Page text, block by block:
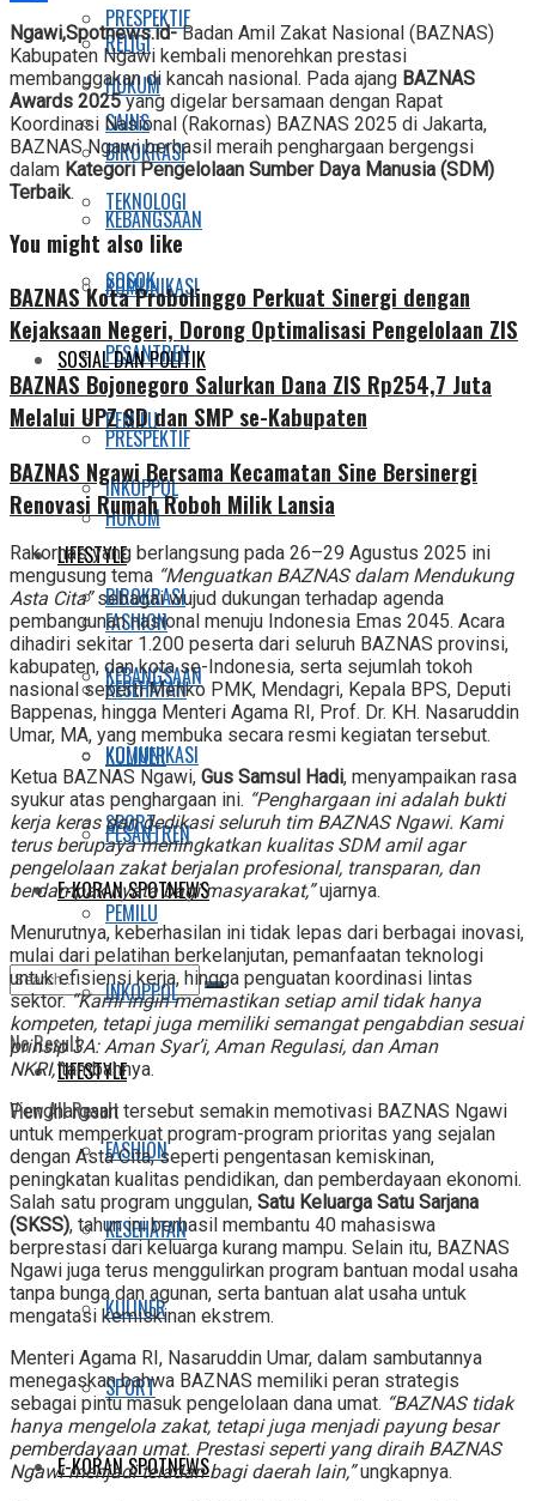
PRESPEKTIF
HUKUM
BIROKRASI
KEBANGSAAN
KOMUNIKASI
PESANTREN
PEMILU
INKOPPOL
LIFESTYLE
FASHION
KESEHATAN
KULINER
SPORT
E-KORAN SPOTNEWS
No Result
View All Result
RELIGI
SAINS
TEKNOLOGI
SOSOK
SOSIAL DAN POLITIK
PRESPEKTIF
HUKUM
BIROKRASI
KEBANGSAAN
KOMUNIKASI
PESANTREN
PEMILU
INKOPPOL
LIFESTYLE
FASHION
KESEHATAN
KULINER
SPORT
E-KORAN SPOTNEWS
Share
Ngawi,Spotnews.id-Badan Amil Zakat Nasional (BAZNAS)
Kabupaten Ngawi kembali menorehkan prestasi
membanggakan di kancah nasional. Pada ajang BAZNAS
Awards 2025yang digelar bersamaan dengan Rapat
Koordinasi Nasional (Rakornas) BAZNAS 2025 di Jakarta,
BAZNAS Ngawi berhasil meraih penghargaan bergengsi
dalam Kategori Pengelolaan Sumber Daya Manusia (SDM)
Terbaik.
You might also like
BAZNAS Kota Probolinggo Perkuat Sinergi dengan
Kejaksaan Negeri, Dorong Optimalisasi Pengelolaan ZIS
BAZNAS Bojonegoro Salurkan Dana ZIS Rp254,7 Juta
Melalui UPZ SD dan SMP se-Kabupaten
BAZNAS Ngawi Bersama Kecamatan Sine Bersinergi
Renovasi Rumah Roboh Milik Lansia
Rakornas yang berlangsung pada 26–29 Agustus 2025 ini
mengusung tema “Menguatkan BAZNAS dalam Mendukung
Asta Cita”sebagai wujud dukungan terhadap agenda
pembangunan nasional menuju Indonesia Emas 2045. Acara
dihadiri sekitar 1.200 peserta dari seluruh BAZNAS provinsi,
kabupaten, dan kota se-Indonesia, serta sejumlah tokoh
nasional seperti Menko PMK, Mendagri, Kepala BPS, Deputi
Bappenas, hingga Menteri Agama RI, Prof. Dr. KH. Nasaruddin
Umar, MA, yang membuka secara resmi kegiatan tersebut.
Ketua BAZNAS Ngawi, Gus Samsul Hadi, menyampaikan rasa
syukur atas penghargaan ini. “Penghargaan ini adalah bukti
kerja keras dan dedikasi seluruh tim BAZNAS Ngawi. Kami
terus berupaya meningkatkan kualitas SDM amil agar
pengelolaan zakat berjalan profesional, transparan, dan
berdampak nyata bagi masyarakat,”ujarnya.
Menurutnya, keberhasilan ini tidak lepas dari berbagai inovasi,
mulai dari pelatihan berkelanjutan, pemanfaatan teknologi
untuk efisiensi kerja, hingga penguatan koordinasi lintas
sektor.“Kami ingin memastikan setiap amil tidak hanya
kompeten, tetapi juga memiliki semangat pengabdian sesuai
prinsip 3A: Aman Syar’i, Aman Regulasi, dan Aman
NKRI,”tambahnya.
Penghargaan tersebut semakin memotivasi BAZNAS Ngawi
untuk memperkuat program-program prioritas yang sejalan
dengan Asta Cita, seperti pengentasan kemiskinan,
peningkatan kualitas pendidikan, dan pemberdayaan ekonomi.
Salah satu program unggulan, Satu Keluarga Satu Sarjana
(SKSS), tahun ini berhasil membantu 40 mahasiswa
berprestasi dari keluarga kurang mampu. Selain itu, BAZNAS
Ngawi juga terus menggulirkan program bantuan modal usaha
tanpa bunga dan agunan, serta bantuan alat usaha untuk
mengatasi kemiskinan ekstrem.
Menteri Agama RI, Nasaruddin Umar, dalam sambutannya
menegaskan bahwa BAZNAS memiliki peran strategis
sebagai pintu masuk pengelolaan dana umat. “BAZNAS tidak
hanya mengelola zakat, tetapi juga menjadi payung besar
pemberdayaan umat. Prestasi seperti yang diraih BAZNAS
Ngawi menjadi teladan bagi daerah lain,”ungkapnya.